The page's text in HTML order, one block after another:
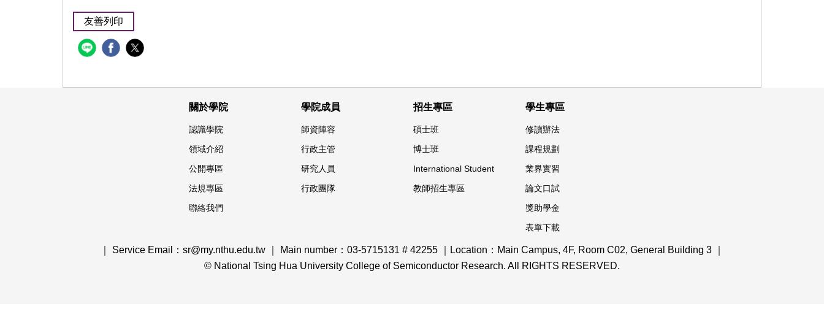
友善列印
關於學院
認識學院
領域介紹
公開專區
法規專區
聯絡我們
學院成員
師資陣容
行政主管
研究人員
行政團隊
招生專區
碩士班
博士班
International Student
教師招生專區
學生專區
修讀辦法
課程規劃
業界實習
論文口試
獎助學金
表單下載
｜ Service Email：sr@my.nthu.edu.tw ｜ Main number：03-5715131 # 42255 ｜Location：Main Campus, 4F, Room C02, General Building 3 ｜
© National Tsing Hua University College of Semiconductor Research. All RIGHTS RESERVED.